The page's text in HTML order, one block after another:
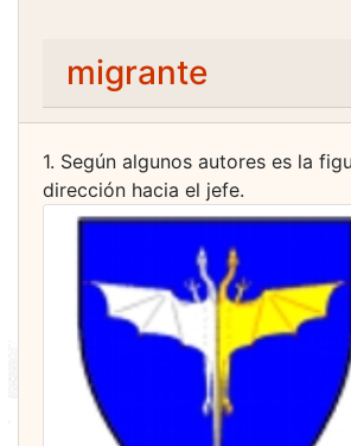
migrante
1. Según algunos autores es la
dirección hacia el jefe.